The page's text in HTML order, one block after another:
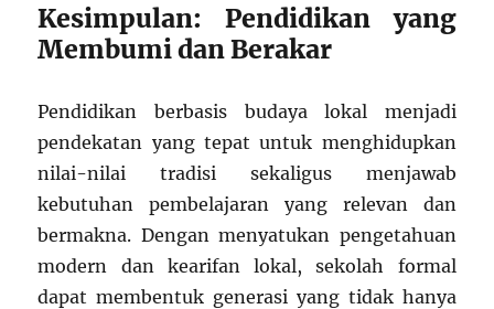
Kesimpulan: Pendidikan yang
Membumi dan Berakar
Pendidikan berbasis budaya lokal menjadi
pendekatan yang tepat untuk menghidupkan
nilai-nilai tradisi sekaligus menjawab
kebutuhan pembelajaran yang relevan dan
bermakna. Dengan menyatukan pengetahuan
modern dan kearifan lokal, sekolah formal
dapat membentuk generasi yang tidak hanya